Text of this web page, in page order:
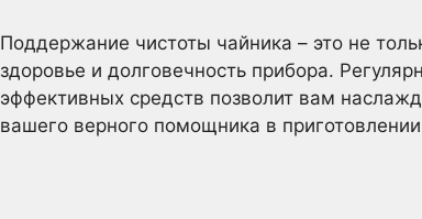
Поддержание чистоты чайника – это не
здоровье и долговечность прибора.
эффективных средств позволит вам
вашего верного помощника в